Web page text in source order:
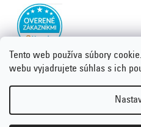
Tento web používa súbory
webu vyjadrujete súhlas s ich
Copyright 2026Emco.sk.